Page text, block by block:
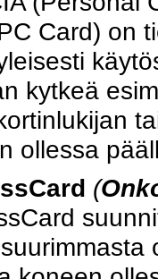
Card) on
kytkeä
ollessa
(